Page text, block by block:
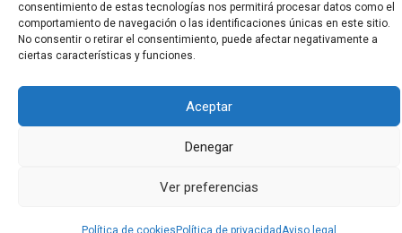
consentimiento de estas tecnologías nos permitirá procesar datos como el
comportamiento de navegación o las identificaciones únicas en este sitio.
No consentir o retirar el consentimiento, puede afectar negativamente a
ciertas características y funciones.
Aceptar
Denegar
Ver preferencias
Política de cookies Política de privacidad Aviso legal
Todos los derechos © 2026 El Funerario Digital | Funciona